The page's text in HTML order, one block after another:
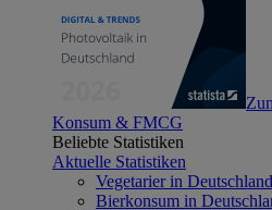
Konsum & FMCG
Beliebte Statistiken
Aktuelle Statistiken
Vegetarier in
Bierkonsum in